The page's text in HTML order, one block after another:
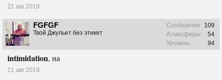
21 авг 2019
FGFGF
Твой Джульет без этикет
Сообщения: 109
Атмосферы:
54
Уровень:
94
intimidation, на
21 авг 2019